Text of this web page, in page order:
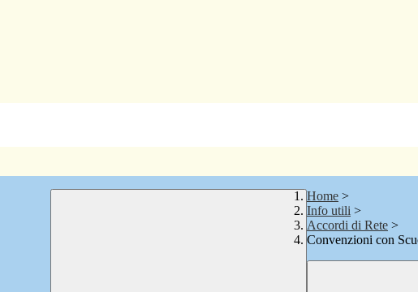
Home >
Info utili >
Accordi di Rete >
Convenzioni con